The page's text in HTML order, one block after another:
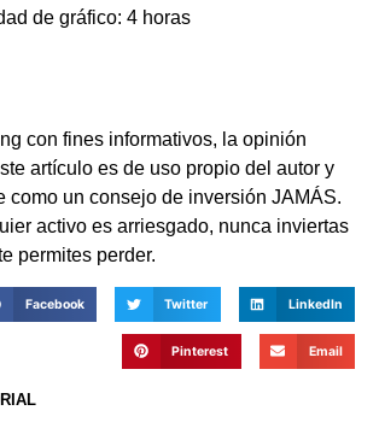
de gráfico: 4 horas
con fines informativos, la opinión
artículo es de uso propio del autor y
como un consejo de inversión JAMÁS.
activo es arriesgado, nunca inviertas
permites perder.
Facebook Twitter LinkedIn
Pinterest Email